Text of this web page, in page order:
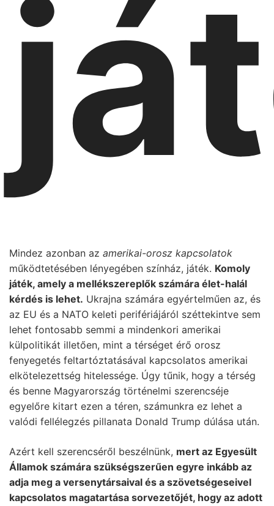
Mindez azonban az amerikai-orosz kapcsolatok
működtetésében lényegében színház, játék. Komoly
játék, amely a mellékszereplők számára élet-halál
kérdés is lehet. Ukrajna számára egyértelműen az, és
az EU és a NATO keleti perifériájáról széttekintve sem
lehet fontosabb semmi a mindenkori amerikai
külpolitikát illetően, mint a térséget érő orosz
fenyegetés feltartóztatásával kapcsolatos amerikai
elkötelezettség hitelessége. Úgy tűnik, hogy a térség
és benne Magyarország történelmi szerencséje
egyelőre kitart ezen a téren, számunkra ez lehet a
valódi fellélegzés pillanata Donald Trump dúlása után.
Azért kell szerencséről beszélnünk, mert az Egyesült
Államok számára szükségszerűen egyre inkább az
adja meg a versenytársaival és a szövetségeseivel
kapcsolatos magatartása sorvezetőjét, hogy az adott